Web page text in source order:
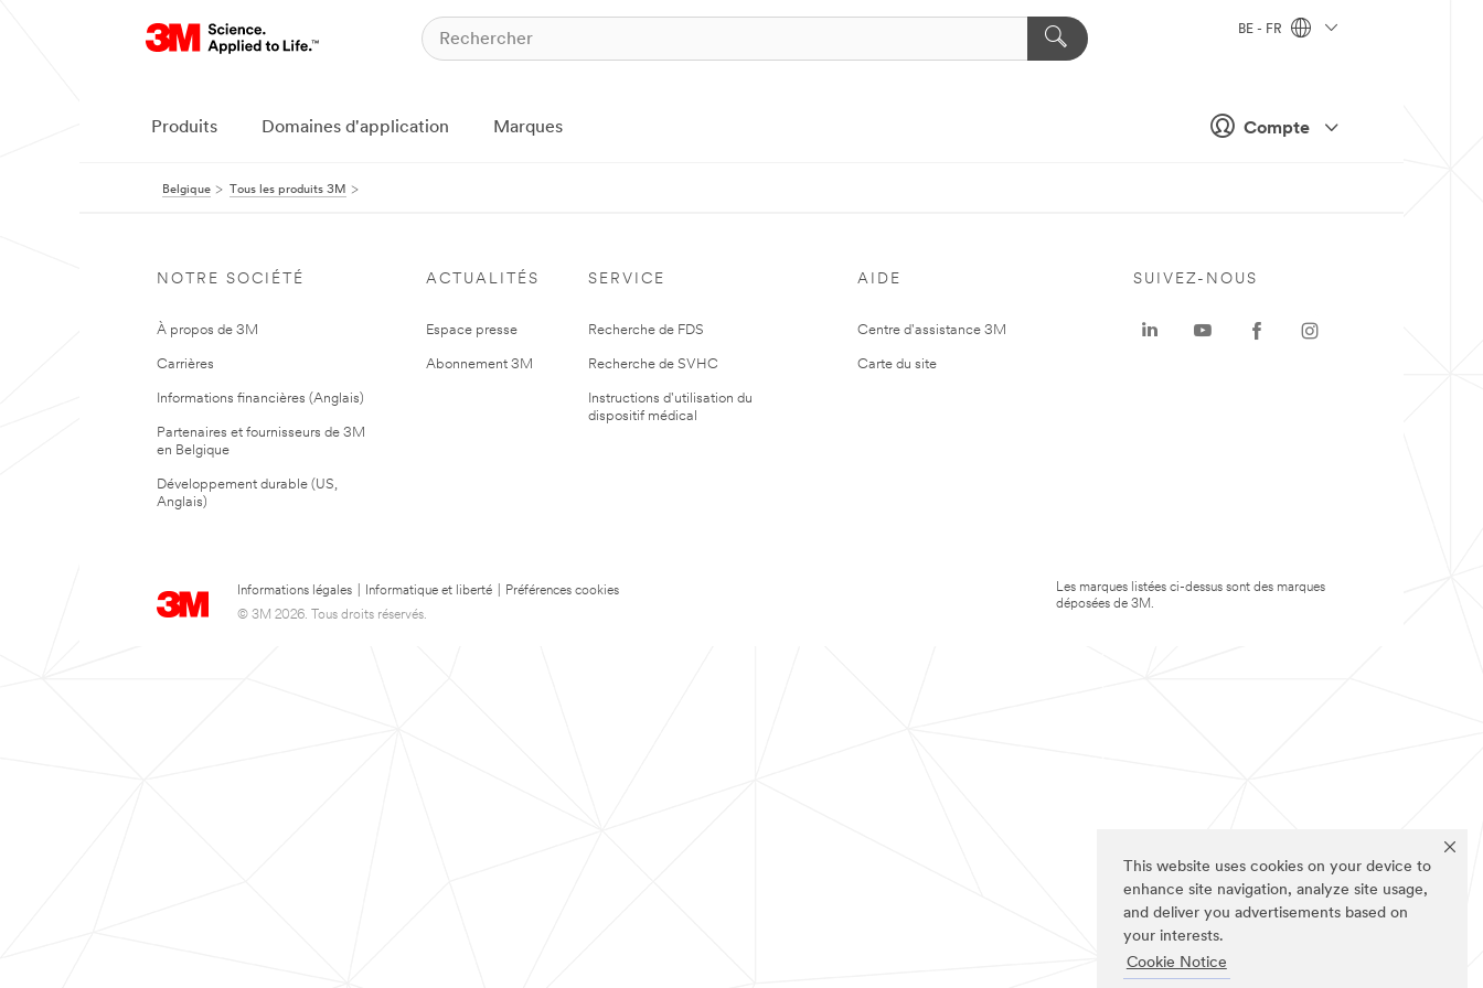
This website uses cookies on your device to
enhance site navigation, analyze site usage,
and deliver you advertisements based on
your interests.
Cookie Notice
Compte
BE - FR
Produits Domaines d'application Marques
Belgique Tous les produits 3M
NOTRE SOCIÉTÉ
À propos de 3M
Carrières
Informations financières (Anglais)
Partenaires et fournisseurs de 3M
en Belgique
Développement durable (US,
Anglais)
ACTUALITÉS
Espace presse
Abonnement 3M
SERVICE
Recherche de FDS
Recherche de SVHC
Instructions d'utilisation du
dispositif médical
AIDE
Centre d'assistance 3M
Carte du site
Informations légales Informatique et liberté
Préférences cookies
© 3M 2026. Tous droits réservés.
SUIVEZ-NOUS
Les marques listées ci-dessus sont des marques
déposées de 3M.